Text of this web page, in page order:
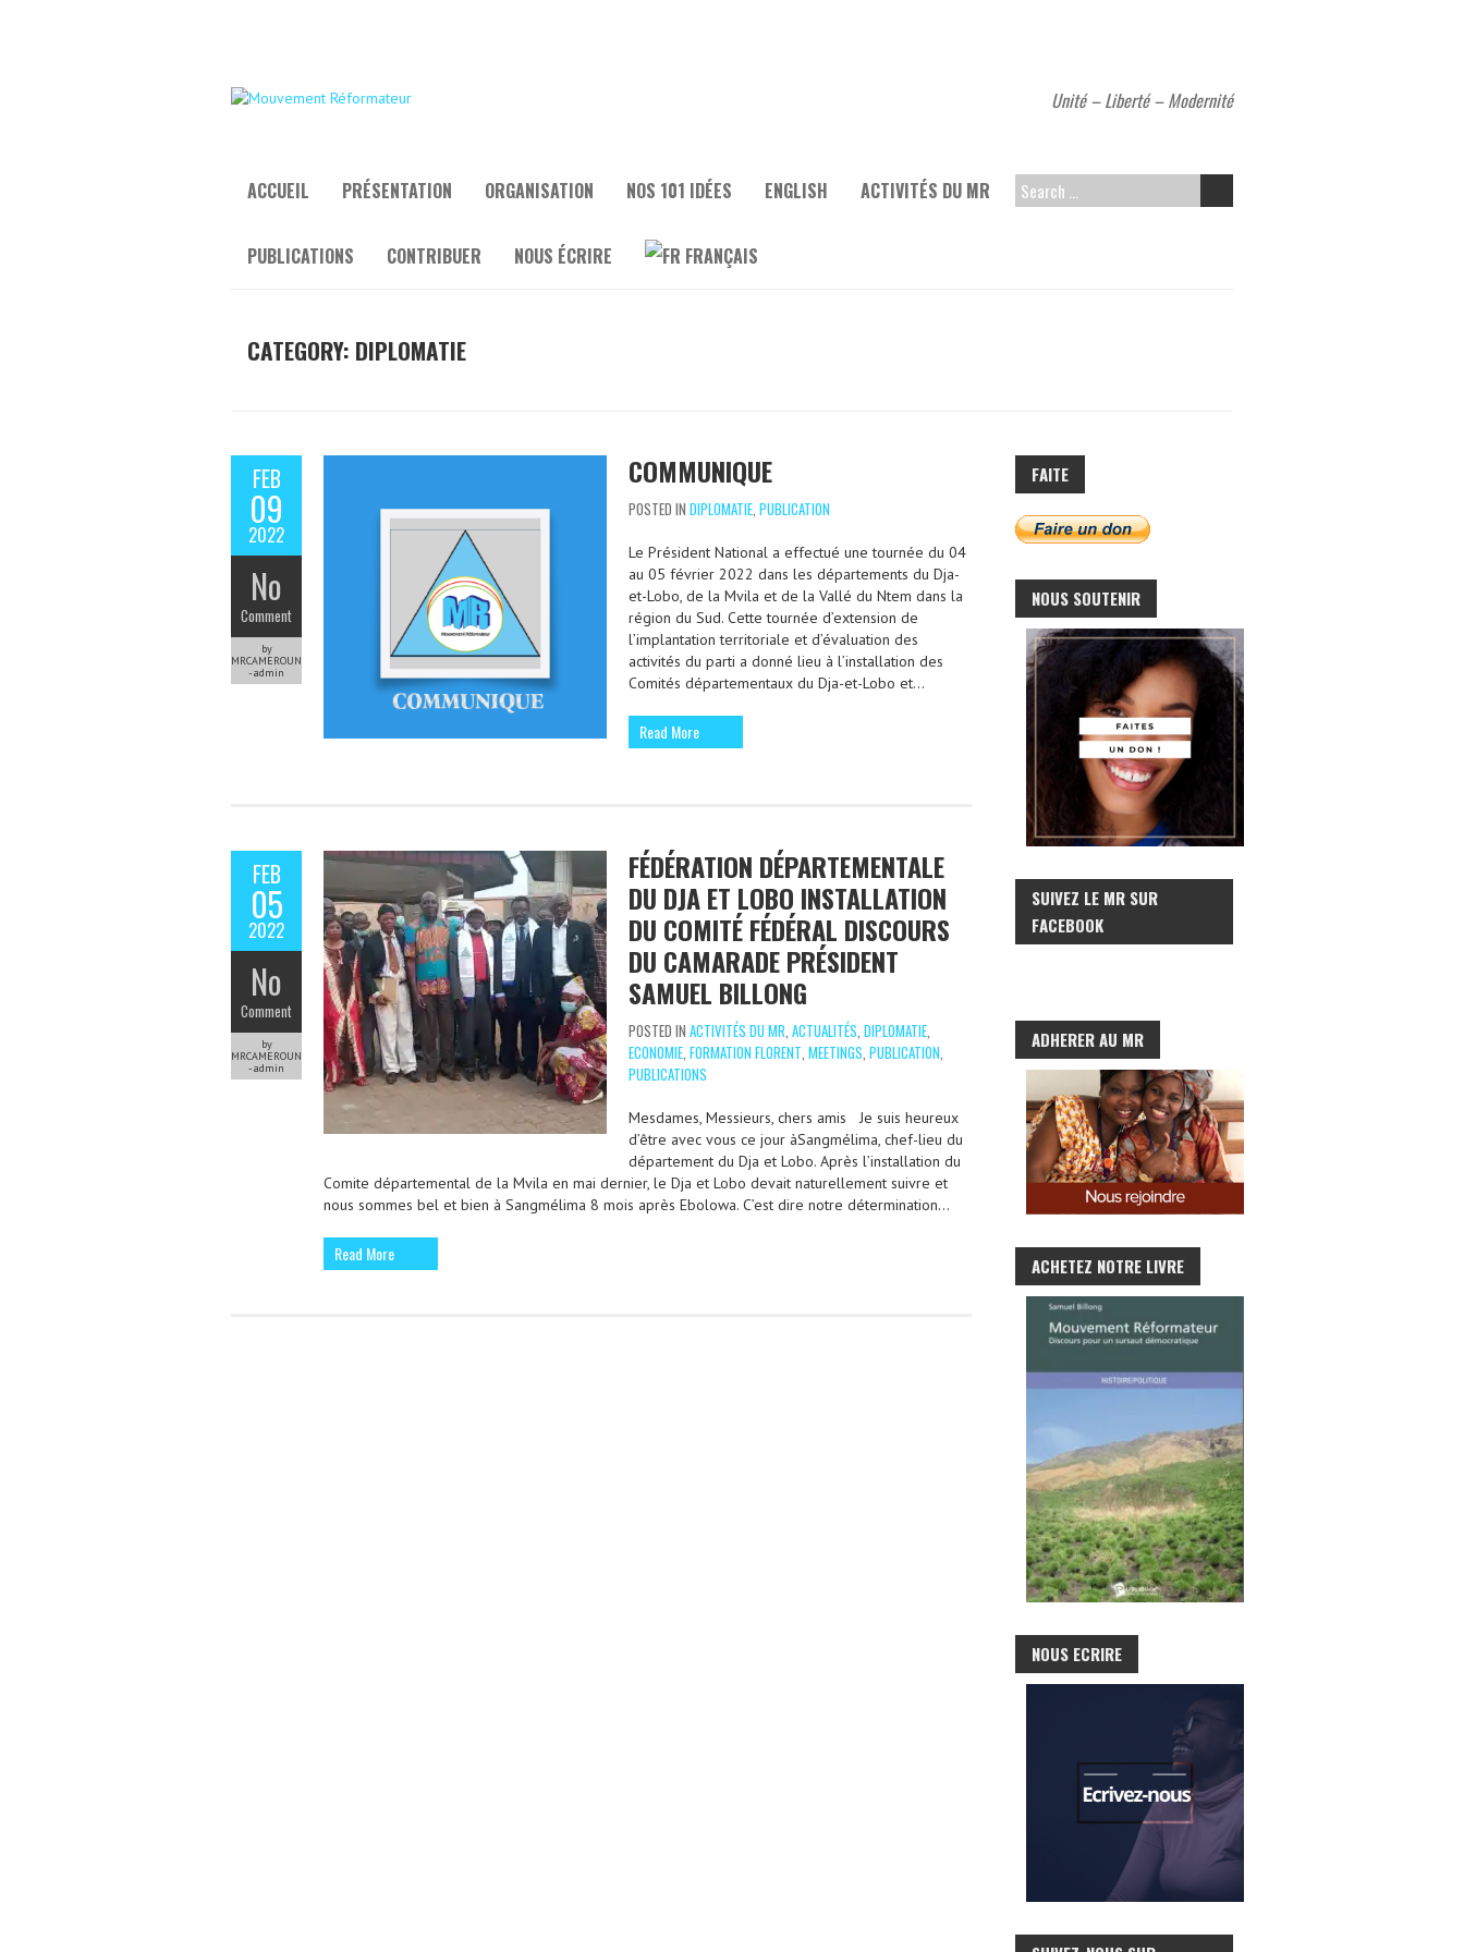
Unité – Liberté – Modernité
ACCUEIL PRÉSENTATION ORGANISATION NOS 101 IDÉES ENGLISH ACTIVITÉS DU MR
PUBLICATIONS CONTRIBUER NOUS ÉCRIRE FRANÇAIS
SEARCH
CATEGORY: DIPLOMATIE
FEB
09
2022
No
Comment
by
MRCAMEROUN
-admin
COMMUNIQUE
POSTED IN DIPLOMATIE, PUBLICATION
Le Président National a effectué une tournée du 04
au 05 février 2022 dans les départements du Dja-
et-Lobo, de la Mvila et de la Vallé du Ntem dans la
région du Sud. Cette tournée d’extension de
l’implantation territoriale et d’évaluation des
activités du parti a donné lieu à l’installation des
Comités départementaux du Dja-et-Lobo et…
Read More
FEB
05
2022
No
Comment
by
MRCAMEROUN
-admin
FÉDÉRATION DÉPARTEMENTALE
DU DJA ET LOBO INSTALLATION
DU COMITÉ FÉDÉRAL DISCOURS
DU CAMARADE PRÉSIDENT
SAMUEL BILLONG
POSTED IN ACTIVITÉS DU MR, ACTUALITÉS, DIPLOMATIE,
ECONOMIE, FORMATION FLORENT, MEETINGS, PUBLICATION,
PUBLICATIONS
Mesdames, Messieurs, chers amis Je suis heureux
d’être avec vous ce jour àSangmélima, chef-lieu du
département du Dja et Lobo. Après l’installation du
Comite départemental de la Mvila en mai dernier, le Dja et Lobo devait naturellement suivre et
nous sommes bel et bien à Sangmélima 8 mois après Ebolowa. C’est dire notre détermination…
Read More
FAITE
NOUS SOUTENIR
SUIVEZ LE MR SUR
FACEBOOK
ADHERER AU MR
ACHETEZ NOTRE LIVRE
NOUS ECRIRE